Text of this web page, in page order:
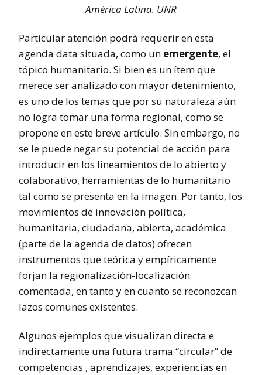
América Latina. UNR
Particular atención podrá requerir en esta
agenda data situada, como un emergente, el
tópico humanitario. Si bien es un ítem que
merece ser analizado con mayor detenimiento,
es uno de los temas que por su naturaleza aún
no logra tomar una forma regional, como se
propone en este breve artículo. Sin embargo, no
se le puede negar su potencial de acción para
introducir en los lineamientos de lo abierto y
colaborativo, herramientas de lo humanitario
tal como se presenta en la imagen. Por tanto, los
movimientos de innovación política,
humanitaria, ciudadana, abierta, académica
(parte de la agenda de datos) ofrecen
instrumentos que teórica y empíricamente
forjan la regionalización-localización
comentada, en tanto y en cuanto se reconozcan
lazos comunes existentes.
Algunos ejemplos que visualizan directa e
indirectamente una futura trama “circular” de
competencias , aprendizajes, experiencias en